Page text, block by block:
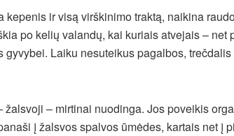
kepenis ir visą virškinimo traktą, naikina
po kelių valandų, kai kuriais atvejais – net
gyvybei. Laiku nesuteikus pagalbos,
žalsvoji – mirtinai nuodinga. Jos poveikis
į žalsvos spalvos ūmėdes, kartais net į